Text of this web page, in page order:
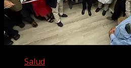
Salud